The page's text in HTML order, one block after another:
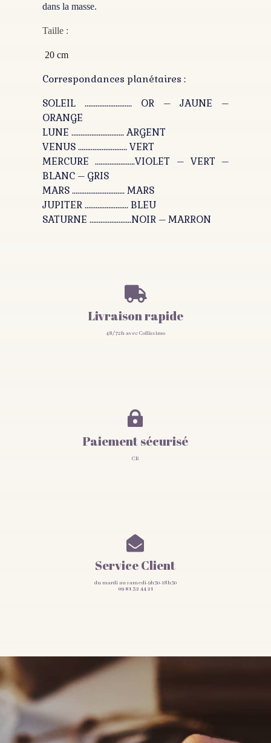
dans la masse.
Taille :
20 cm
Correspondances planétaires :
SOLEIL …………………….. OR – JAUNE –
ORANGE
LUNE ……………………….. ARGENT
VENUS ……………………… VERT
MERCURE ………………….VIOLET – VERT –
BLANC – GRIS
MARS ……………………….. MARS
JUPITER …………………… BLEU
SATURNE …………………..NOIR – MARRON

Livraison rapide
48/72h avec Collissimo

Paiement sécurisé
CB

Service Client
du mardi au samedi-9h30-18h30
09 81 32 44 21